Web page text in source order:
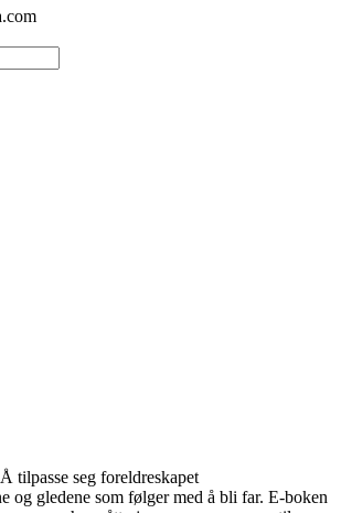
tilpasse seg foreldreskapet
og gledene som følger med å bli far. E-boken